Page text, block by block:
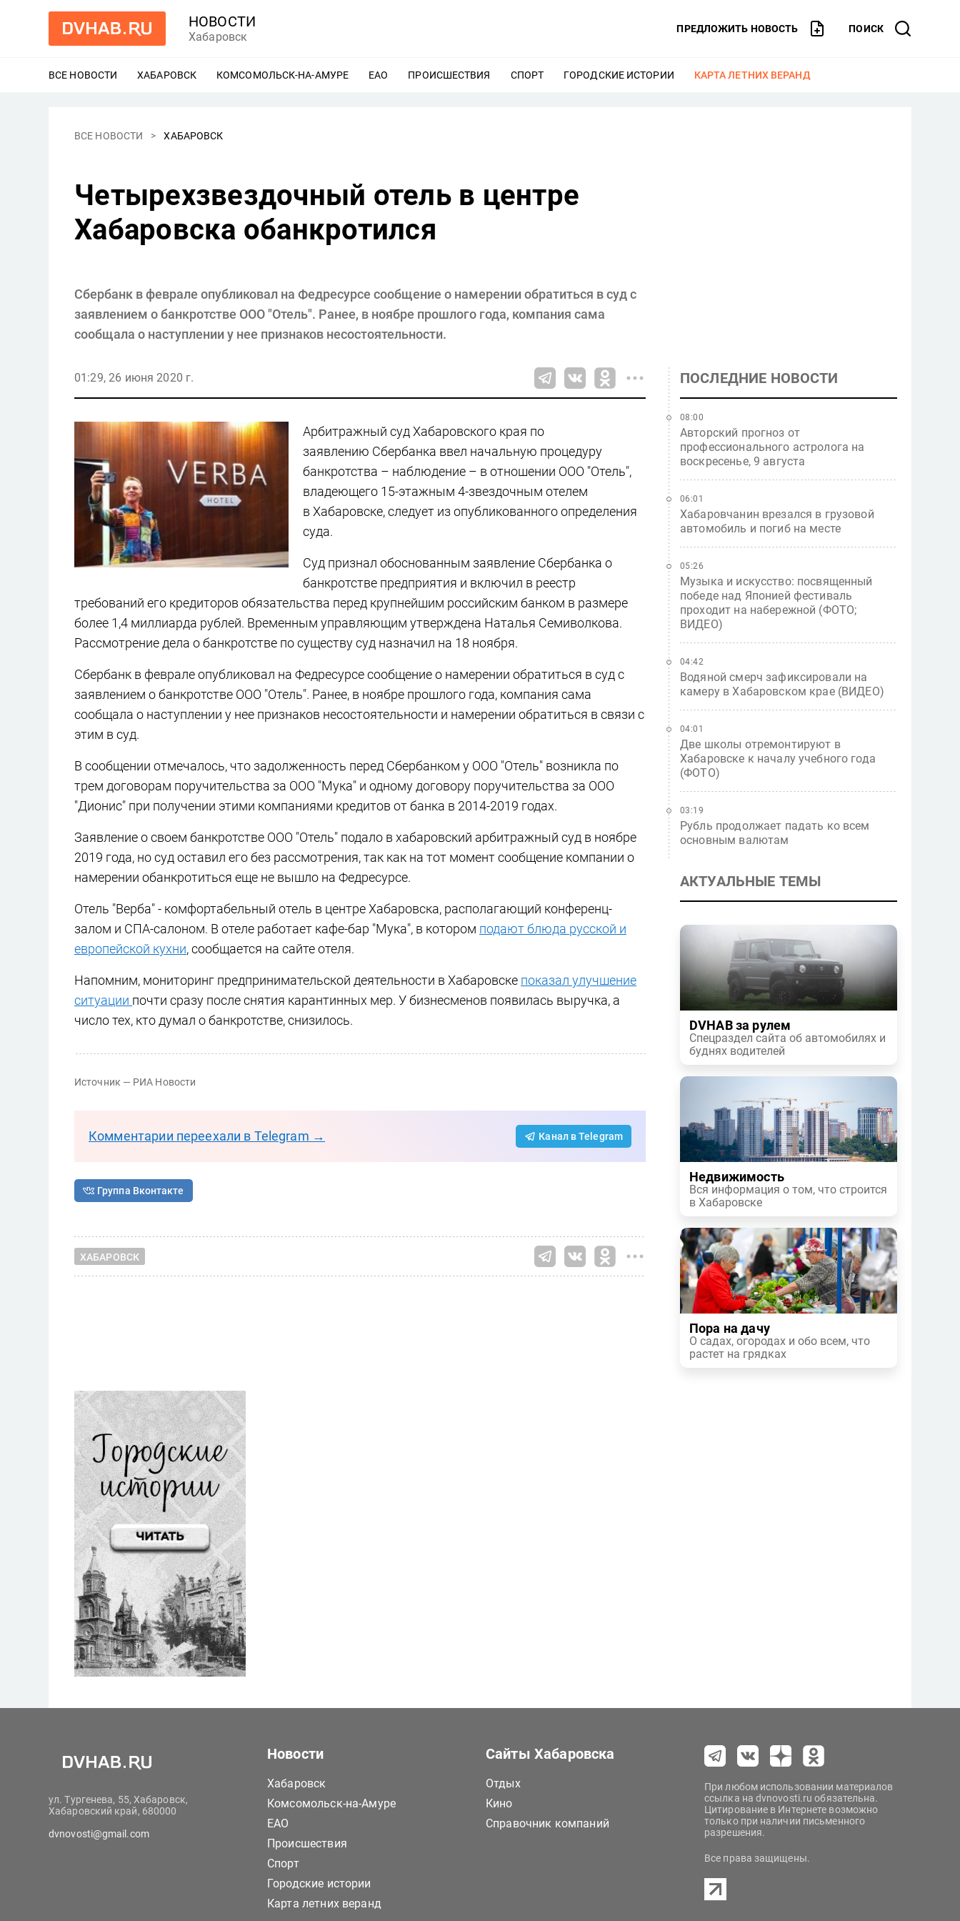
НОВОСТИ
Хабаровск
ПРЕДЛОЖИТЬ НОВОСТЬ ПОИСК
ВСЕ НОВОСТИ ХАБАРОВСК ЕЩЕ
КОМСОМОЛЬСК-НА-АМУРЕ ЕЩЕ
ЕАО ЕЩЕ
ПРОИСШЕСТВИЯ ЕЩЕ
СПОРТ ЕЩЕ
ГОРОДСКИЕ ИСТОРИИ ЕЩЕ
КАРТА ЛЕТНИХ ВЕРАНД
ВСЕ НОВОСТИ ХАБАРОВСК
Четырехзвездочный отель в центре
Хабаровска обанкротился
Сбербанк в феврале опубликовал на Федресурсе сообщение о намерении обратиться в суд с
заявлением о банкротстве ООО "Отель". Ранее, в ноябре прошлого года, компания сама
сообщала о наступлении у нее признаков несостоятельности.
01:29, 26 июня 2020 г.
Арбитражный суд Хабаровского края по
заявлению Сбербанка ввел начальную процедуру
банкротства – наблюдение – в отношении ООО "Отель",
владеющего 15-этажным 4-звездочным отелем
в Хабаровске, следует из опубликованного определения
суда.
Суд признал обоснованным заявление Сбербанка о
банкротстве предприятия и включил в реестр
требований его кредиторов обязательства перед крупнейшим российским банком в размере
более 1,4 миллиарда рублей. Временным управляющим утверждена Наталья Семиволкова.
Рассмотрение дела о банкротстве по существу суд назначил на 18 ноября.
Сбербанк в феврале опубликовал на Федресурсе сообщение о намерении обратиться в суд с
заявлением о банкротстве ООО "Отель". Ранее, в ноябре прошлого года, компания сама
сообщала о наступлении у нее признаков несостоятельности и намерении обратиться в связи с
этим в суд.
В сообщении отмечалось, что задолженность перед Сбербанком у ООО "Отель" возникла по
трем договорам поручительства за ООО "Мука" и одному договору поручительства за ООО
"Дионис" при получении этими компаниями кредитов от банка в 2014-2019 годах.
Заявление о своем банкротстве ООО "Отель" подало в хабаровский арбитражный суд в ноябре
2019 года, но суд оставил его без рассмотрения, так как на тот момент сообщение компании о
намерении обанкротиться еще не вышло на Федресурсе.
Отель "Верба" - комфортабельный отель в центре Хабаровска, располагающий конференц-
залом и СПА-салоном. В отеле работает кафе-бар "Мука", в котором подают блюда русской и
европейской кухни, сообщается на сайте отеля.
Напомним, мониторинг предпринимательской деятельности в Хабаровске показал улучшение
ситуации почти сразу после снятия карантинных мер. У бизнесменов появилась выручка, а
число тех, кто думал о банкротстве, снизилось.
Источник — РИА Новости
Комментарии переехали в Telegram → Канал в Telegram
Группа Вконтакте
ХАБАРОВСК
ПОСЛЕДНИЕ НОВОСТИ
Авторский прогноз от
профессионального астролога на
воскресенье, 9 августа
08:00
Хабаровчанин врезался в грузовой
автомобиль и погиб на месте
06:01
Музыка и искусство: посвященный
победе над Японией фестиваль
проходит на набережной (ФОТО;
ВИДЕО)
05:26
Водяной смерч зафиксировали на
камеру в Хабаровском крае (ВИДЕО)
04:42
Две школы отремонтируют в
Хабаровске к началу учебного года
(ФОТО)
04:01
Рубль продолжает падать ко всем
основным валютам
03:19
АКТУАЛЬНЫЕ ТЕМЫ
DVHAB за рулем
Спецраздел сайта об автомобилях и
буднях водителей
Недвижимость
Вся информация о том, что строится
в Хабаровске
Пора на дачу
О садах, огородах и обо всем, что
растет на грядках
ул. Тургенева, 55, Хабаровск,
Хабаровский край, 680000
dvnovosti@gmail.com
Новости
Хабаровск
Комсомольск-на-Амуре
ЕАО
Происшествия
Спорт
Городские истории
Карта летних веранд
Сайты Хабаровска
Отдых
Кино
Справочник компаний
При любом использовании материалов
ссылка на dvnovosti.ru обязательна.
Цитирование в Интернете возможно
только при наличии письменного
разрешения.
Все права защищены.